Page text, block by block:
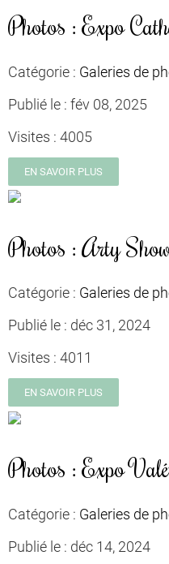
Photos : Expo
Catégorie : Galeries de
Publié le : fév 08, 2025
Visites : 4005
EN SAVOIR PLUS
Photos : Arty
Catégorie : Galeries de
Publié le : déc 31, 2024
Visites : 4011
EN SAVOIR PLUS
Photos : Expo
Catégorie : Galeries de
Publié le : déc 14, 2024